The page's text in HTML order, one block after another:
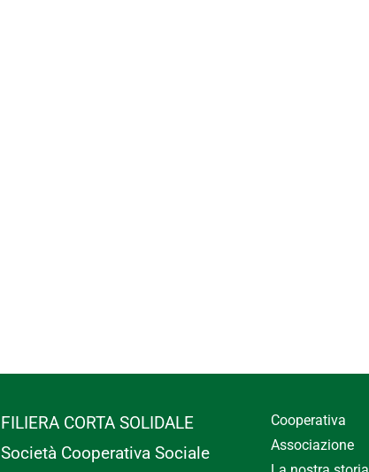
FILIERA CORTA SOLIDALE
Società Cooperativa Sociale
Cooperativa
Associazione